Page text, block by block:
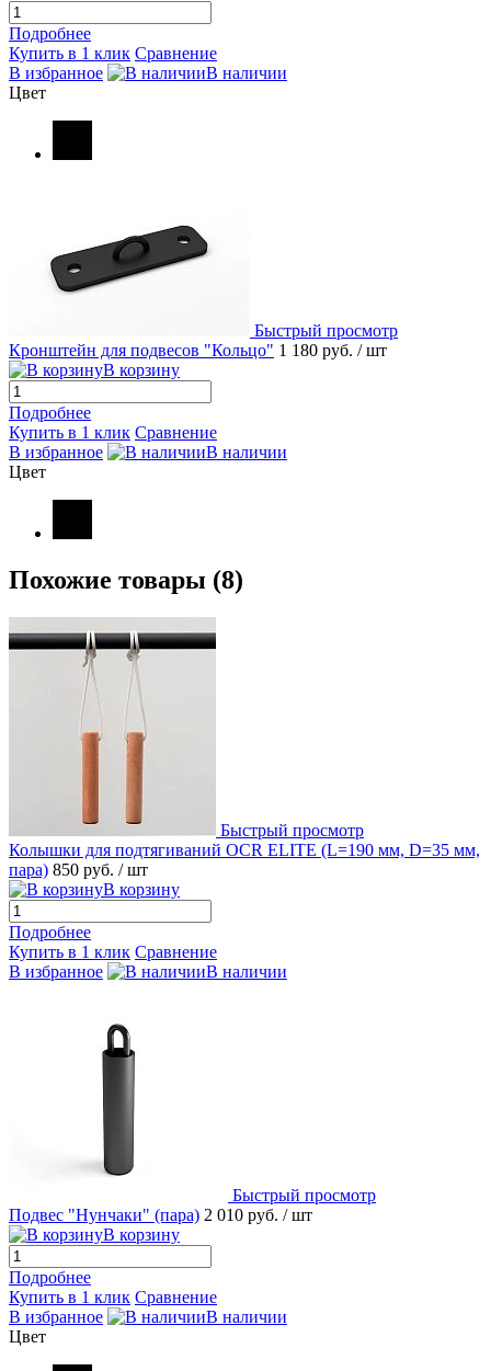
Подробнее
Купить в 1 клик Сравнение
В избранное
В наличии
Цвет
Быстрый просмотр
Кронштейн для подвесов "Кольцо" 1 180 руб. / шт
В корзину
Подробнее
Купить в 1 клик Сравнение
В избранное
В наличии
Цвет
Похожие товары (8)
Быстрый просмотр
Колышки для подтягиваний OCR ELITE (L=190 мм, D=35 мм,
пара) 850 руб. / шт
В корзину
Подробнее
Купить в 1 клик Сравнение
В избранное
В наличии
Быстрый просмотр
Подвес "Нунчаки" (пара) 2 010 руб. / шт
В корзину
Подробнее
Купить в 1 клик Сравнение
В избранное
В наличии
Цвет